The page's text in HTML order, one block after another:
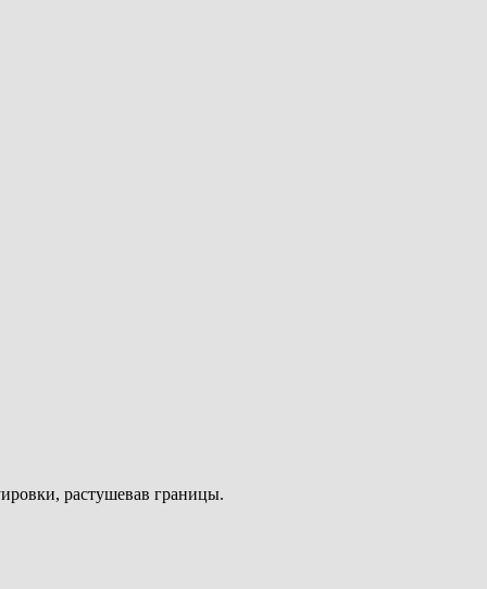
растушевав границы.